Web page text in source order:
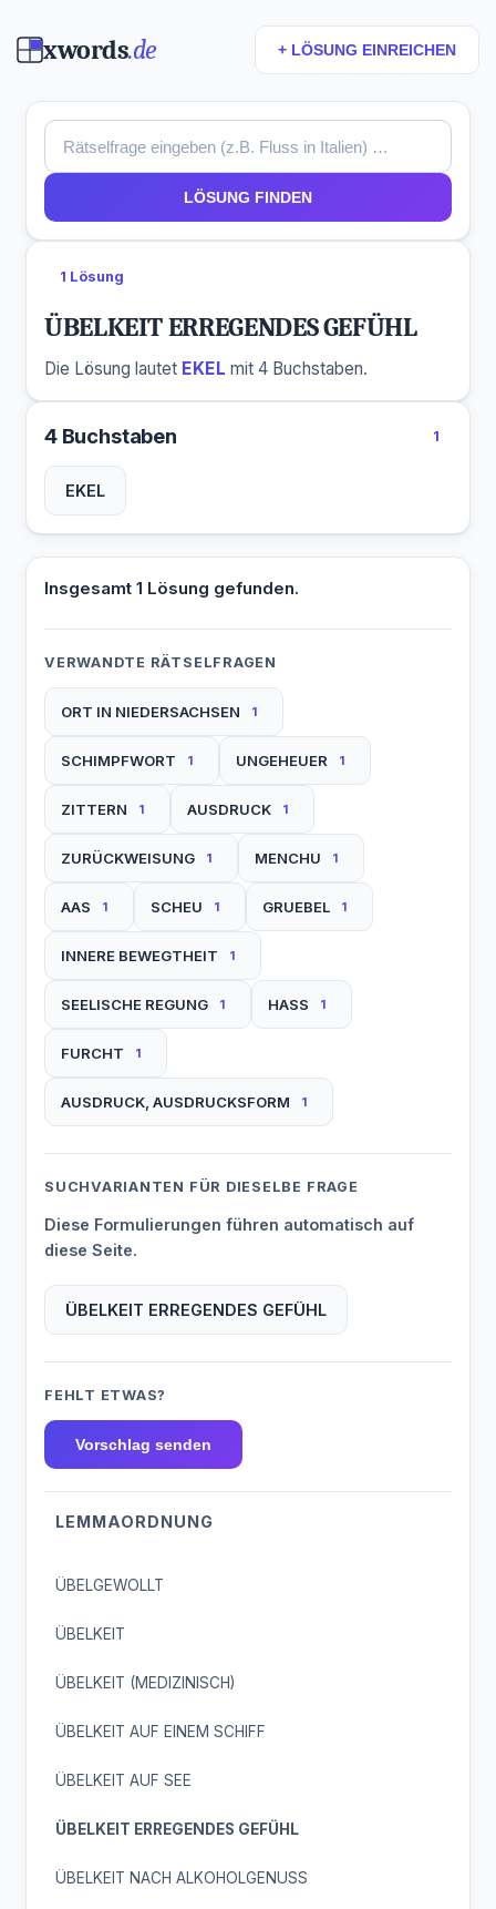
xwords.de + LÖSUNG EINREICHEN
LÖSUNG FINDEN
1 Lösung
ÜBELKEIT ERREGENDES GEFÜHL
Die Lösung lautet EKEL mit 4 Buchstaben.
4 Buchstaben 1
EKEL
Insgesamt 1 Lösung gefunden.
VERWANDTE RÄTSELFRAGEN
ORT IN NIEDERSACHSEN 1
SCHIMPFWORT 1 UNGEHEUER 1
ZITTERN 1 AUSDRUCK 1
ZURÜCKWEISUNG 1 MENCHU 1
AAS 1 SCHEU 1 GRUEBEL 1
INNERE BEWEGTHEIT 1
SEELISCHE REGUNG 1 HASS 1
FURCHT 1
AUSDRUCK, AUSDRUCKSFORM 1
SUCHVARIANTEN FÜR DIESELBE FRAGE
Diese Formulierungen führen automatisch auf
diese Seite.
ÜBELKEIT ERREGENDES GEFÜHL
FEHLT ETWAS?
Vorschlag senden
LEMMAORDNUNG
ÜBELGEWOLLT
ÜBELKEIT
ÜBELKEIT (MEDIZINISCH)
ÜBELKEIT AUF EINEM SCHIFF
ÜBELKEIT AUF SEE
ÜBELKEIT ERREGENDES GEFÜHL
ÜBELKEIT NACH ALKOHOLGENUSS